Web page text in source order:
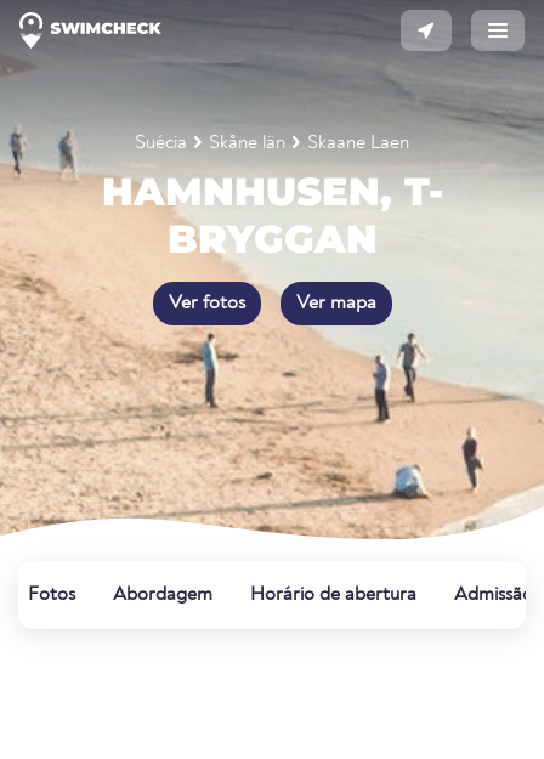
Suécia Skåne län Skaane Laen
HAMNHUSEN, T-
BRYGGAN
Ver fotos Ver mapa
Fotos Abordagem Horário de abertura Admissão